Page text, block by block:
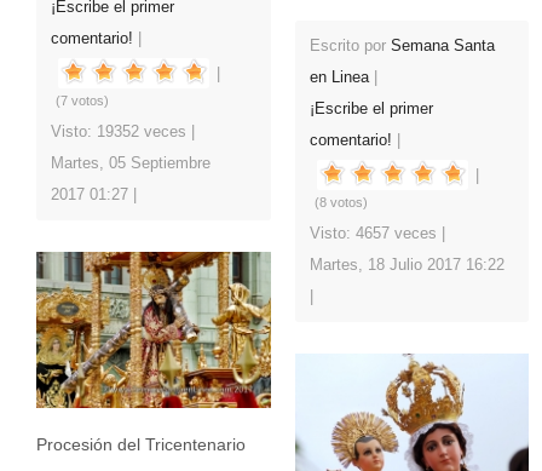
¡Escribe el primer
comentario!
(7 votos)
Visto: 19352 veces
Martes, 05 Septiembre
2017 01:27
Procesión del Tricentenario
Escrito por Semana Santa
en Linea
¡Escribe el primer
comentario!
(8 votos)
Visto: 4657 veces
Martes, 18 Julio 2017 16:22